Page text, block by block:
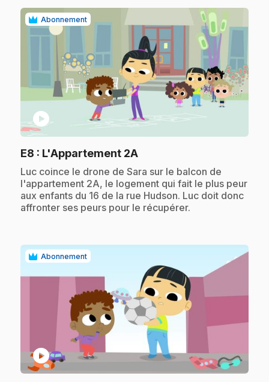
Abonnement
play_circle
E8 : L'Appartement 2A
.Luc coince le drone de Sara sur le balcon de
l'appartement 2A, le logement qui fait le plus peur
aux enfants du 16 de la rue Hudson. Luc doit donc
affronter ses peurs pour le récupérer.
Abonnement
play_circle